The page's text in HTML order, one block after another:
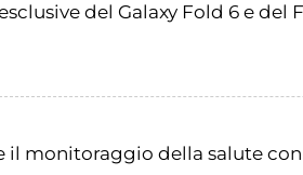
del Galaxy Fold 6 e del
il monitoraggio della salute con